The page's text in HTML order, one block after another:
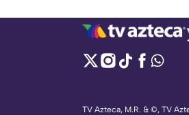
TV Azteca, M.R. & ©, TV